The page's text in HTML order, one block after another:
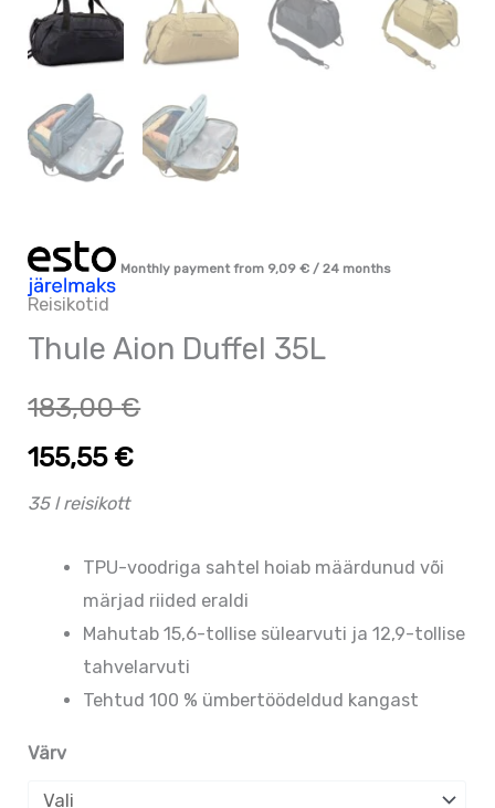
Monthly payment from 9,09€ / 24 months
Reisikotid
Thule Aion Duffel 35L
183,00€
155,55 €
35 l reisikott
TPU-voodriga sahtel hoiab määrdunud või
märjad riided eraldi
Mahutab 15,6-tollise sülearvuti ja 12,9-tollise
tahvelarvuti
Tehtud 100 % ümbertöödeldud kangast
Värv